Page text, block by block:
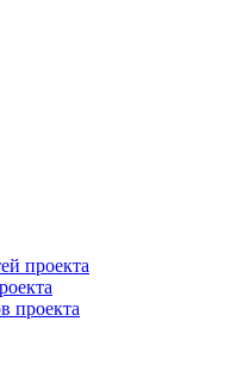
проекта
проекта